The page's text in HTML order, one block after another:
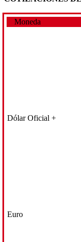
Moneda
Dólar Oficial +
Euro